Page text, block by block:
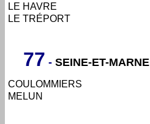
LE HAVRE
LE TRÉPORT
77 - SEINE-ET-MARNE
COULOMMIERS
MELUN